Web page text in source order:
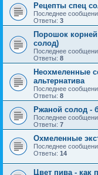
Рецепты спец
Последнее
Ответы: 3
Порошок
солод)
Последнее
Ответы: 8
Неохмеленные
альтернатива
Последнее
Ответы: 8
Ржаной солод -
Последнее
Ответы: 7
Охмеленные
Последнее
Ответы: 14
Цвет пива - как